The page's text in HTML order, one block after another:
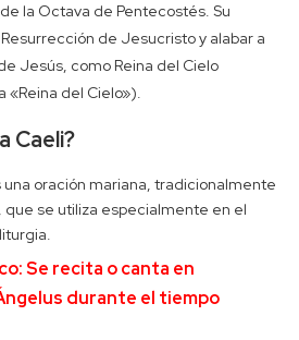
la Octava de Pentecostés. Su
de Jesucristo y alabar a
Jesús, como Reina del Cielo
«Reina del Cielo»).
Caeli?
una oración mariana, tradicionalmente
que se utiliza especialmente en el
Se recita o canta en
durante el tiempo